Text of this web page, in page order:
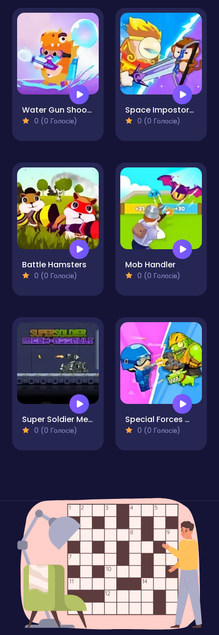
Water Gun Shooter
0 (0 Голосів)
Space Impostors Shooting Adventure
0 (0 Голосів)
Battle Hamsters
0 (0 Голосів)
Mob Handler
0 (0 Голосів)
Super Soldier Mech Assault
0 (0 Голосів)
Special Forces War Zombie Attack
0 (0 Голосів)